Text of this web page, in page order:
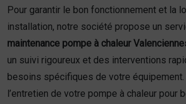
Pour garantir le bon fonctionnement et la
installation, notre société propose un
maintenance pompe à chaleur
un suivi rigoureux et des interventions
besoins spécifiques de votre
l’entretien de votre pompe à chaleur pour